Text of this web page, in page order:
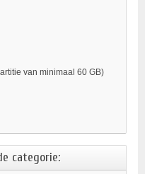
van minimaal 60 GB)
categorie: